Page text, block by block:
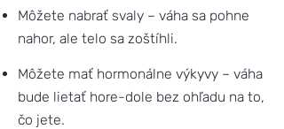
Môžete nabrať svaly – váha sa pohne
nahor, ale telo sa zoštíhli.
Môžete mať hormonálne výkyvy – váha
bude lietať hore-dole bez ohľadu na to,
čo jete.